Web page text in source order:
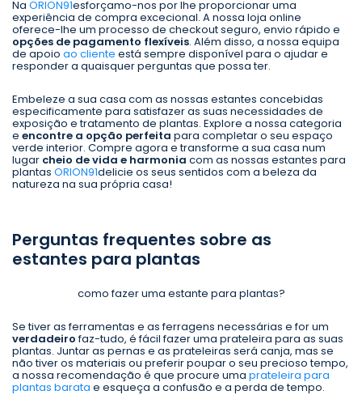
Na ORION91esforçamo-nos por lhe proporcionar uma
experiência de compra excecional. A nossa loja online
oferece-lhe um processo de checkout seguro, envio rápido e
opções de pagamento flexíveis. Além disso, a nossa equipa
de apoio ao cliente está sempre disponível para o ajudar e
responder a quaisquer perguntas que possa ter.
Embeleze a sua casa com as nossas estantes concebidas
especificamente para satisfazer as suas necessidades de
exposição e tratamento de plantas. Explore a nossa categoria
e encontre a opção perfeita para completar o seu espaço
verde interior. Compre agora e transforme a sua casa num
lugar cheio de vida e harmonia com as nossas estantes para
plantas ORION91delicie os seus sentidos com a beleza da
natureza na sua própria casa!
Perguntas frequentes sobre as
estantes para plantas
como fazer uma estante para plantas?
Se tiver as ferramentas e as ferragens necessárias e for um
verdadeirofaz-tudo, é fácil fazer uma prateleira para as suas
plantas. Juntar as pernas e as prateleiras será canja, mas se
não tiver os materiais ou preferir poupar o seu precioso tempo,
a nossa recomendação é que procure uma prateleira para
plantas barata e esqueça a confusão e a perda de tempo.